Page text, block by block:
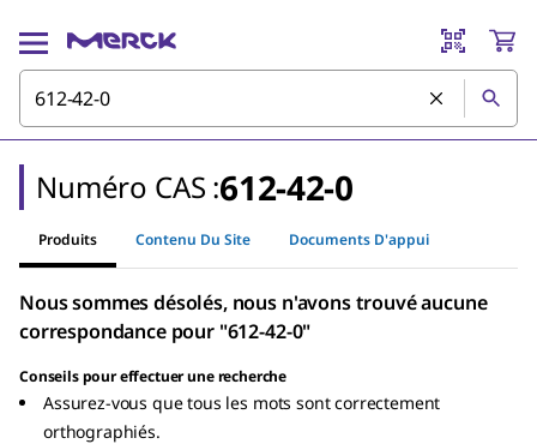
Numéro CAS :612-42-0
Produits Contenu Du Site Documents D'appui
Nous sommes désolés, nous n'avons trouvé aucune
correspondance pour "612-42-0"
Conseils pour effectuer une recherche
Assurez-vous que tous les mots sont correctement
orthographiés.